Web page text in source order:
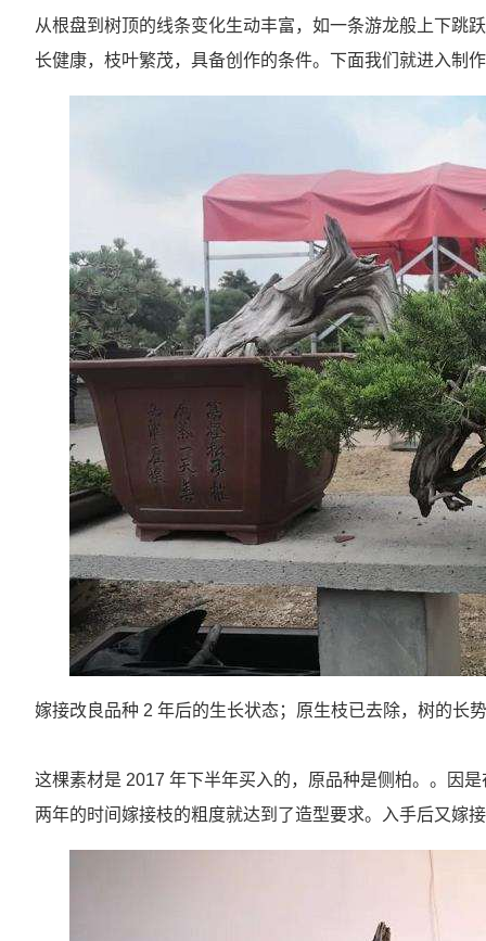
从根盘到树顶的线条变化生动丰富，如一条游龙般上下跳
长健康，枝叶繁茂，具备创作的条件。下面我们就进入制
嫁接改良品种 2 年后的生长状态；原生枝已去除，树的长
这棵素材是 2017 年下半年买入的，原品种是侧柏。。因
两年的时间嫁接枝的粗度就达到了造型要求。入手后又嫁